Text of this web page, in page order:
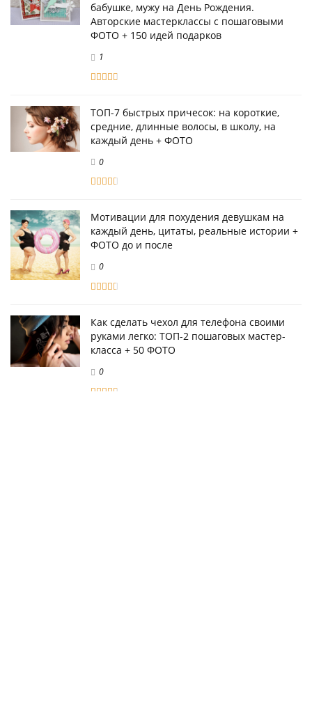
бабушке, мужу на День Рождения.
Авторские мастерклассы с пошаговыми
ФОТО + 150 идей подарков
1
ТОП-7 быстрых причесок: на короткие,
средние, длинные волосы, в школу, на
каждый день + ФОТО
0
Мотивации для похудения девушкам на
каждый день, цитаты, реальные истории +
ФОТО до и после
0
Как сделать чехол для телефона своими
руками легко: ТОП-2 пошаговых мастер-
класса + 50 ФОТО
0